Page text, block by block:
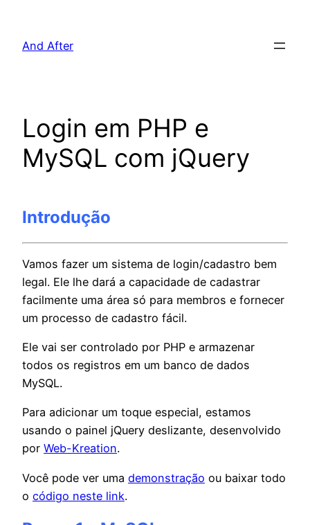
And After
Login em PHP e
MySQL com jQuery
Introdução
Vamos fazer um sistema de login/cadastro bem
legal. Ele lhe dará a capacidade de cadastrar
facilmente uma área só para membros e fornecer
um processo de cadastro fácil.
Ele vai ser controlado por PHP e armazenar
todos os registros em um banco de dados
MySQL.
Para adicionar um toque especial, estamos
usando o painel jQuery deslizante, desenvolvido
por Web-Kreation.
Você pode ver uma demonstração ou baixar todo
o código neste link.